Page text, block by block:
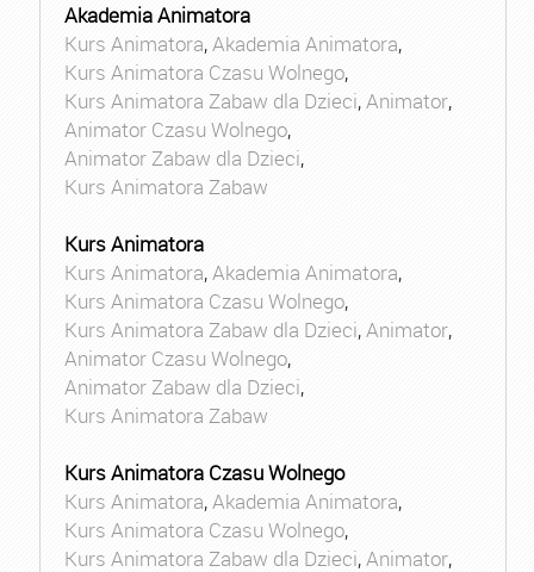
Akademia Animatora
Kurs Animatora,Akademia Animatora,
Kurs Animatora Czasu Wolnego,
Kurs Animatora Zabaw dla Dzieci,Animator,
Animator Czasu Wolnego,
Animator Zabaw dla Dzieci,
Kurs Animatora Zabaw
Kurs Animatora
Kurs Animatora,Akademia Animatora,
Kurs Animatora Czasu Wolnego,
Kurs Animatora Zabaw dla Dzieci,Animator,
Animator Czasu Wolnego,
Animator Zabaw dla Dzieci,
Kurs Animatora Zabaw
Kurs Animatora Czasu Wolnego
Kurs Animatora,Akademia Animatora,
Kurs Animatora Czasu Wolnego,
Kurs Animatora Zabaw dla Dzieci,Animator,